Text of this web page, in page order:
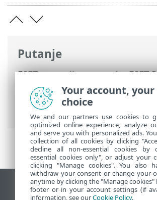
Putanje
ESET-ova online pomoć>ESET
On-Prem
>Instaliraj>
komponenti na sustavu
Instalacija RD Sensora –
Prikaži stranicu za radnu
Your account,
choice
We and our partners use cookies to
optimized online experience, analyze
and serve you with personalized ads.
collection of all cookies by clicking
decline all non-essential cookies by
essential cookies only", or adjust your
clicking "Manage cookies". You also
withdraw your consent or change your
anytime by clicking the "Manage
footer or in your account settings (if
information, see ourCookie Policy.